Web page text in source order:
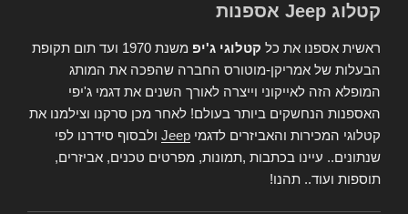
קטלוג Jeep אספנות
ראשית אספנו את כל קטלוגי ג'יפ
משנת 1970 ועד תום תקופת
הבעלות של אמריקן-מוטורס החברה שהפכה את המותג
המופלא הזה לאייקוני וייצרה לאורך השנים את דגמי ג'יפי
האספנות הנחשקים ביותר בעולם! לאחר מכן סרקנו וצילמנו את
קטלוגי המכירות והאביזרים לדגמי Jeep ולבסוף סידרנו לפי
שנתונים.. עיינו בכתבות ,תמונות, מפרטים טכנים, אביזרים,
תוספות ועוד.. תהנו!